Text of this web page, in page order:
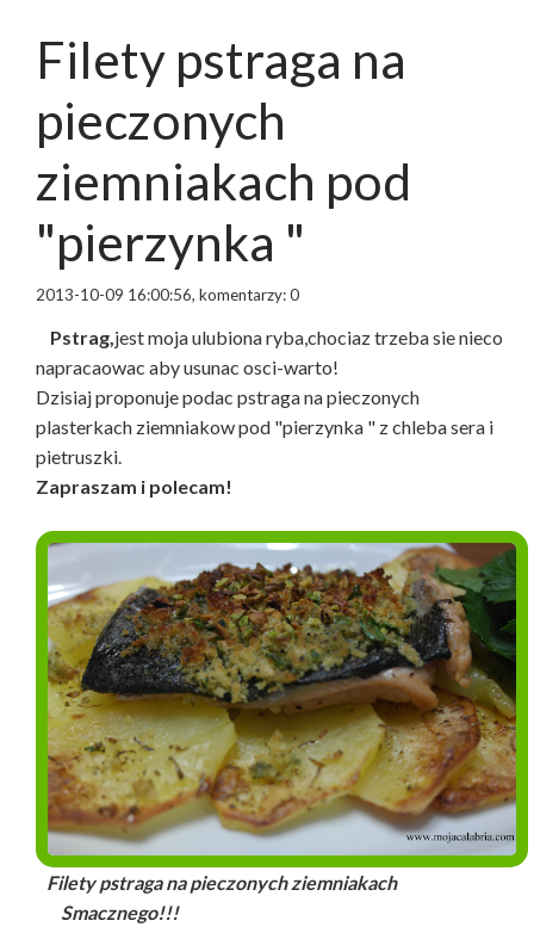
Filety pstraga na
pieczonych
ziemniakach pod
"pierzynka "
2013-10-09 16:00:56, komentarzy: 0
Pstrag,jest moja ulubiona ryba,chociaz trzeba sie nieco
napracaowac aby usunac osci-warto!
Dzisiaj proponuje podac pstraga na pieczonych
plasterkach ziemniakow pod "pierzynka " z chleba sera i
pietruszki.
Zapraszam i polecam!
Filety pstraga na pieczonych ziemniakach
Smacznego!!!